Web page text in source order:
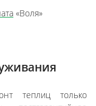
«Воля»
теплиц только